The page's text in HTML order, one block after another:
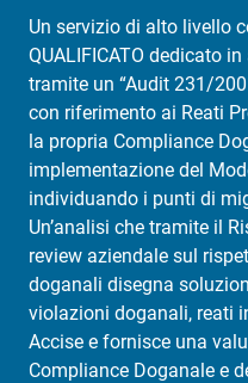
Un servizio di alto livello
QUALIFICATO dedicato
tramite un “Audit 231/
con riferimento ai Reati
la propria Compliance
implementazione del
individuando i punti di
Un’analisi che tramite il
review aziendale sul
doganali disegna
violazioni doganali, reati
Accise e fornisce una
Compliance Doganale e